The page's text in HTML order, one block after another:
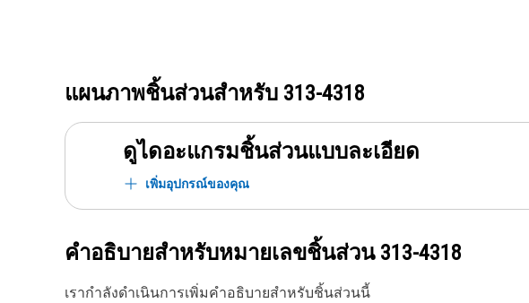
แผนภาพชิ้นส่วนสำหรับ 313-4318
ดูไดอะแกรมชิ้นส่วนแบบละเอียด
เพิ่มอุปกรณ์ของคุณ
คำอธิบายสำหรับหมายเลขชิ้นส่วน 313-4318
เรากำลังดำเนินการเพิ่มคำอธิบายสำหรับชิ้นส่วนนี้